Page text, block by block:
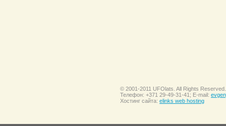
© 2001-2011 UFOlats. All Rights Reserved.
Телефон: +371 29-49-31-41; E-mail:
Хостинг сайта: elinks web hosting